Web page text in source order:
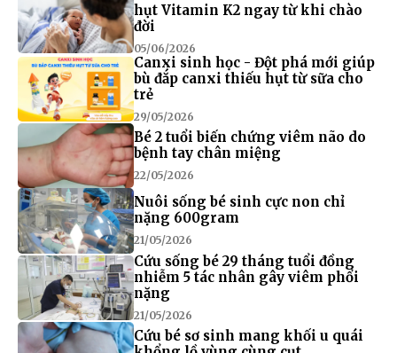
hụt Vitamin K2 ngay từ khi chào
đời
05/06/2026
Canxi sinh học - Đột phá mới giúp
bù đắp canxi thiếu hụt từ sữa cho
trẻ
29/05/2026
Bé 2 tuổi biến chứng viêm não do
bệnh tay chân miệng
22/05/2026
Nuôi sống bé sinh cực non chỉ
nặng 600gram
21/05/2026
Cứu sống bé 29 tháng tuổi đồng
nhiễm 5 tác nhân gây viêm phổi
nặng
21/05/2026
Cứu bé sơ sinh mang khối u quái